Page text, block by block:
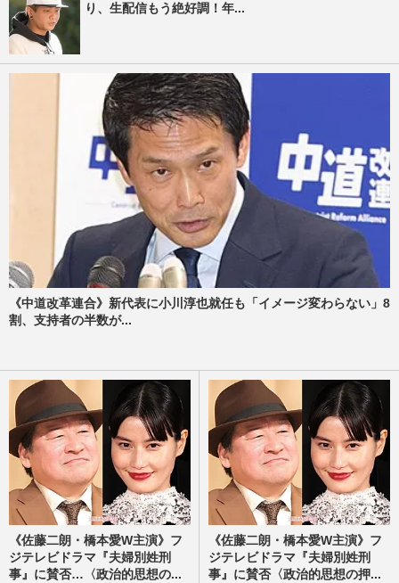
り、生配信もう絶好調！年...
《中道改革連合》新代表に小川淳也就任も「イメージ変わらない」8
割、支持者の半数が...
《佐藤二朗・橋本愛W主演》フ
ジテレビドラマ『夫婦別姓刑
事』に賛否…〈政治的思想の...
《佐藤二朗・橋本愛W主演》フ
ジテレビドラマ『夫婦別姓刑
事』に賛否〈政治的思想の押...